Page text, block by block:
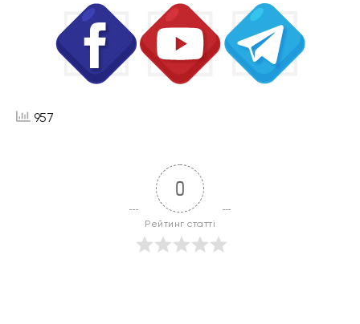
957
0
Рейтинг статті